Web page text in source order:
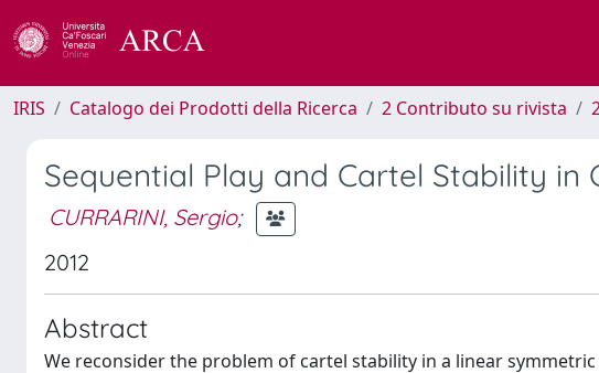
IRIS Catalogo dei Prodotti della Ricerca 2 Contributo su rivista
Sequential Play and Cartel Stability in
CURRARINI, Sergio;
2012
Abstract
We reconsider the problem of cartel stability in a linear